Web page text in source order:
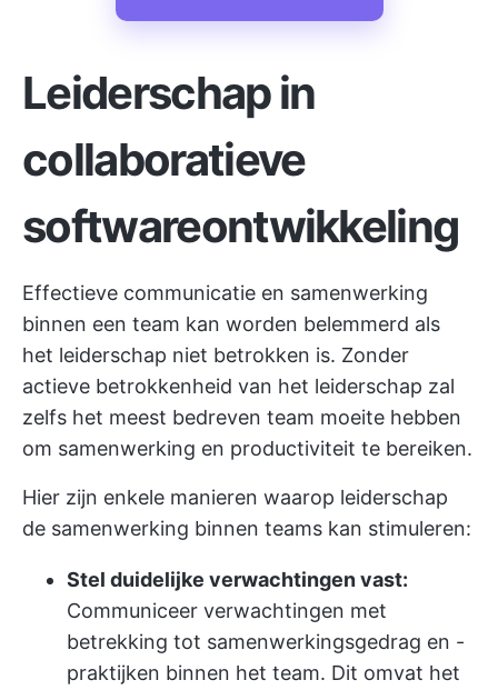
Leiderschap in
collaboratieve
softwareontwikkeling
Effectieve communicatie en samenwerking
binnen een team kan worden belemmerd als
het leiderschap niet betrokken is. Zonder
actieve betrokkenheid van het leiderschap zal
zelfs het meest bedreven team moeite hebben
om samenwerking en productiviteit te bereiken.
Hier zijn enkele manieren waarop leiderschap
de samenwerking binnen teams kan stimuleren:
Stel duidelijke verwachtingen vast:
Communiceer verwachtingen met
betrekking tot samenwerkingsgedrag en -
praktijken binnen het team. Dit omvat het